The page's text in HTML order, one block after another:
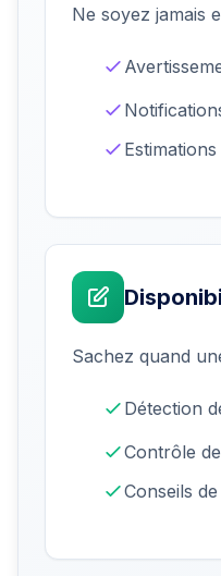
Ne soyez jamais
Sachez quand
Détection
Contrôle
Conseils